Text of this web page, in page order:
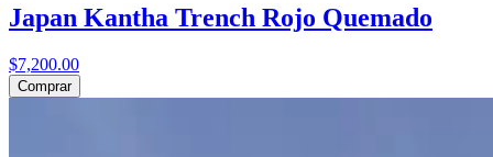
Japan Kantha Trench Rojo Quemado
$7,200.00
Comprar